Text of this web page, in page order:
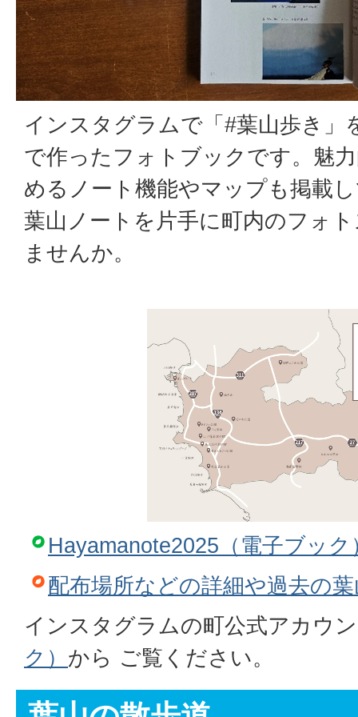
インスタグラムで「#葉山歩き」
で作ったフォトブックです。魅
めるノート機能やマップも掲載
葉山ノートを片手に町内のフォ
ませんか。
Hayamanote2025（電子ブック
配布場所などの詳細や過去の
インスタグラムの町公式アカウ
ク） から ご覧ください。